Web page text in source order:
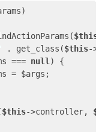
$this
. get_class($this-
=== null ) {
= $args;
$this->controller,